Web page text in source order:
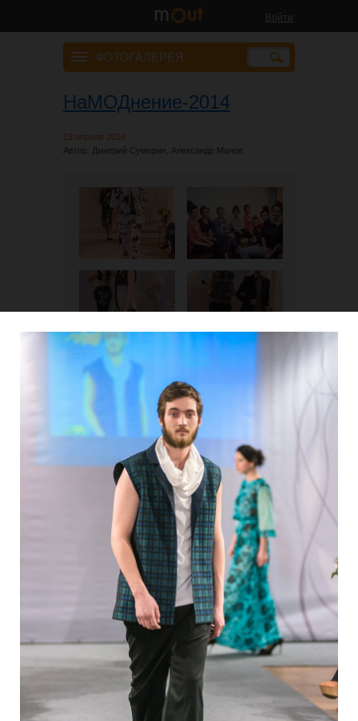
Войти
ФОТОГАЛЕРЕЯ
НаМОДнение-2014
19 апреля 2014
Автор: Дмитрий Сумерин, Александр Малов